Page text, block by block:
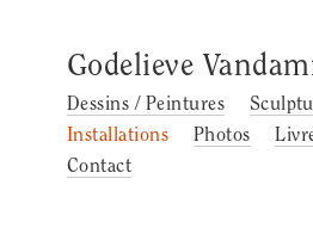
Godelieve
Dessins / Peintures
Installations
Photos
Contact